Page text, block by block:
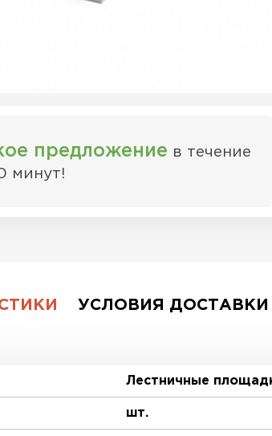
предложение в течение
минут!
УСЛОВИЯ ДОСТАВКИ
Лестничные
шт.